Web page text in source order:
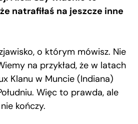
natrafiłaś na jeszcze inne
o którym mówisz. Nie
na przykład, że w latach
Klanu w Muncie (Indiana)
Więc to prawda, ale
kończy.